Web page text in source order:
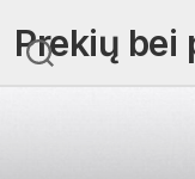
content
Prekių bei